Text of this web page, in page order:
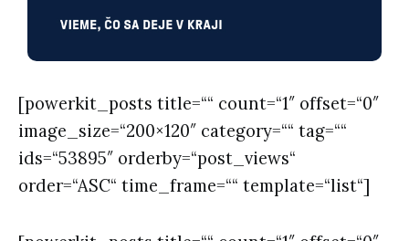
[powerkit_posts title=““ count=“1″ offset=“0″
image_size=“200×120″ category=““ tag=““
ids=“53895″ orderby=“post_views“
order=“ASC“ time_frame=““ template=“list“]